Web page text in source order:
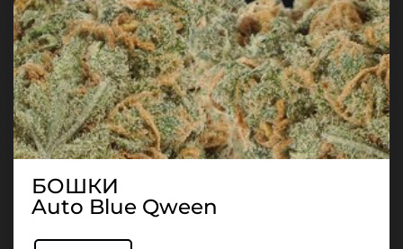
БОШКИ
Auto Blue Qween